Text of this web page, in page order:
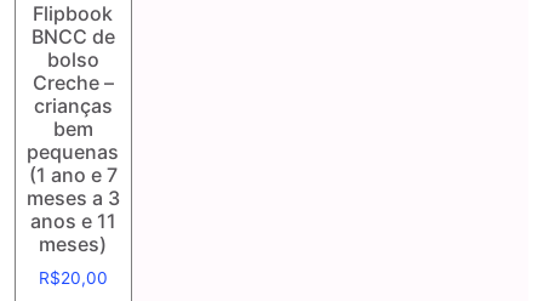
Flipbook
BNCC de
bolso
Creche –
crianças
bem
pequenas
(1 ano e 7
meses a 3
anos e 11
meses)
R$20,00